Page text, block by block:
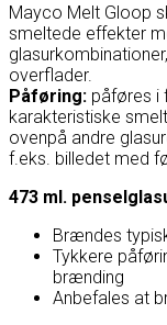
Mayco Melt Gloop
smeltede effekter
overflader.
Påføring: påføres i
karakteristiske
ovenpå andre
f.eks. billedet med
473 ml.
Brændes
Tykkere
brænding
Anbefales at